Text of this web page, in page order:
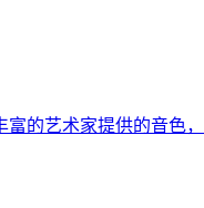
的艺术家提供的音色，